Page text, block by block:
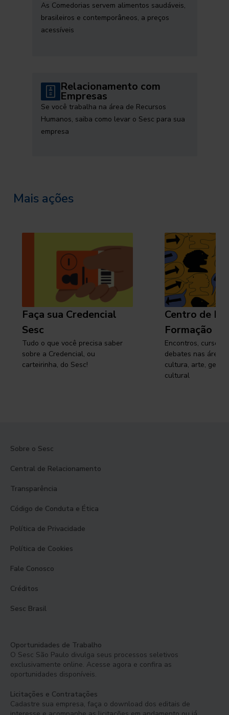
As Comedorias servem alimentos saudáveis,
brasileiros e contemporâneos, a preços
acessíveis
Relacionamento com
Empresas
Se você trabalha na área de Recursos
Humanos, saiba como levar o Sesc para sua
empresa
Mais ações
Faça sua Credencial
Sesc
Tudo o que você precisa saber
sobre a Credencial, ou
carteirinha, do Sesc!
Centro de
Formação
Encontros, cursos,
debates nas áreas
cultura, arte,
cultural
Sobre o Sesc
Central de Relacionamento
Transparência
Código de Conduta e Ética
Política de Privacidade
Política de Cookies
Fale Conosco
Créditos
Sesc Brasil
Oportunidades de Trabalho
O Sesc São Paulo divulga seus processos seletivos
exclusivamente online. Acesse agora e confira as
oportunidades disponíveis.
Licitações e Contratações
Cadastre sua empresa, faça o download dos editais de